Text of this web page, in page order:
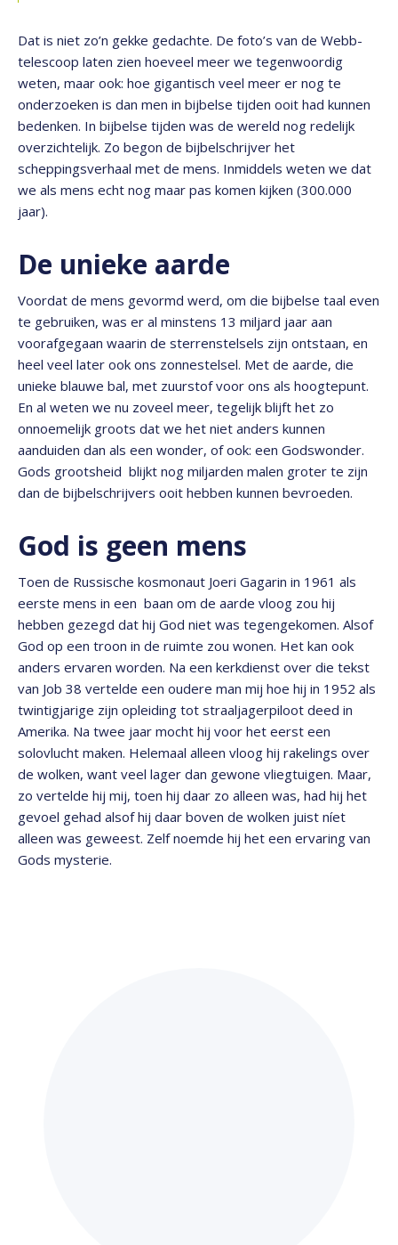
Dat is niet zo’n gekke gedachte. De foto’s van de Webb-
telescoop laten zien hoeveel meer we tegenwoordig
weten, maar ook: hoe gigantisch veel meer er nog te
onderzoeken is dan men in bijbelse tijden ooit had kunnen
bedenken. In bijbelse tijden was de wereld nog redelijk
overzichtelijk. Zo begon de bijbelschrijver het
scheppingsverhaal met de mens. Inmiddels weten we dat
we als mens echt nog maar pas komen kijken (300.000
jaar).
De unieke aarde
Voordat de mens gevormd werd, om die bijbelse taal even
te gebruiken, was er al minstens 13 miljard jaar aan
voorafgegaan waarin de sterrenstelsels zijn ontstaan, en
heel veel later ook ons zonnestelsel. Met de aarde, die
unieke blauwe bal, met zuurstof voor ons als hoogtepunt.
En al weten we nu zoveel meer, tegelijk blijft het zo
onnoemelijk groots dat we het niet anders kunnen
aanduiden dan als een wonder, of ook: een Godswonder.
Gods grootsheid blijkt nog miljarden malen groter te zijn
dan de bijbelschrijvers ooit hebben kunnen bevroeden.
God is geen mens
Toen de Russische kosmonaut Joeri Gagarin in 1961 als
eerste mens in een baan om de aarde vloog zou hij
hebben gezegd dat hij God niet was tegengekomen. Alsof
God op een troon in de ruimte zou wonen. Het kan ook
anders ervaren worden. Na een kerkdienst over die tekst
van Job 38 vertelde een oudere man mij hoe hij in 1952 als
twintigjarige zijn opleiding tot straaljagerpiloot deed in
Amerika. Na twee jaar mocht hij voor het eerst een
solovlucht maken. Helemaal alleen vloog hij rakelings over
de wolken, want veel lager dan gewone vliegtuigen. Maar,
zo vertelde hij mij, toen hij daar zo alleen was, had hij het
gevoel gehad alsof hij daar boven de wolken juist níet
alleen was geweest. Zelf noemde hij het een ervaring van
Gods mysterie.